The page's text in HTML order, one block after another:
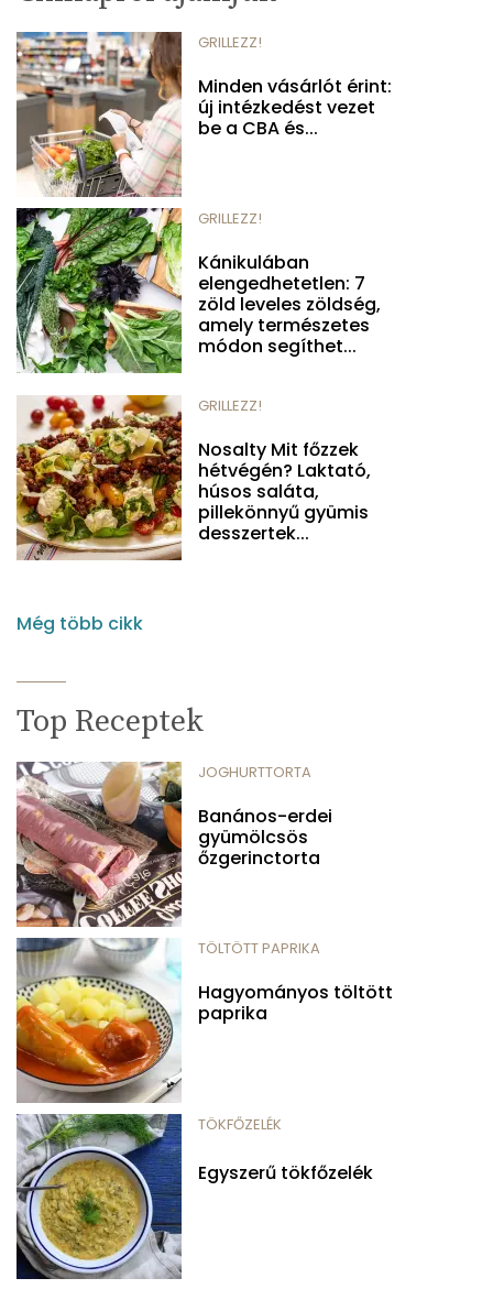
GRILLEZZ!
Minden vásárlót érint:
új intézkedést vezet
be a CBA és...
GRILLEZZ!
Kánikulában
elengedhetetlen: 7
zöld leveles zöldség,
amely természetes
módon segíthet...
GRILLEZZ!
Nosalty Mit főzzek
hétvégén? Laktató,
húsos saláta,
pillekönnyű gyümis
desszertek...
Még több cikk
Top Receptek
JOGHURTTORTA
Banános-erdei
gyümölcsös
őzgerinctorta
TÖLTÖTT PAPRIKA
Hagyományos töltött
paprika
TÖKFŐZELÉK
Egyszerű tökfőzelék